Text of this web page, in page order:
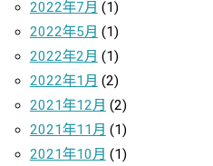
2022年7月 (1)
2022年5月 (1)
2022年2月 (1)
2022年1月 (2)
2021年12月 (2)
2021年11月 (1)
2021年10月 (1)